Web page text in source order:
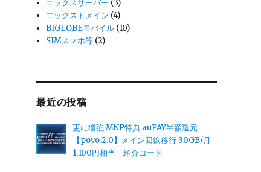
エックスサーバー (3)
エックスドメイン (4)
BIGLOBEモバイル (10)
SIMスマホ等 (2)
最近の投稿
更に増強 MNP特典 auPAY半額還元
【povo 2.0】メイン回線移行 30GB/月
1,100円相当 紹介コード